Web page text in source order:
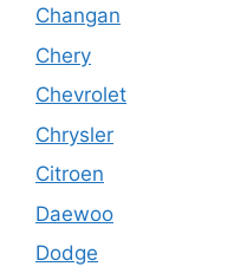
Changan
Chery
Chevrolet
Chrysler
Citroen
Daewoo
Dodge